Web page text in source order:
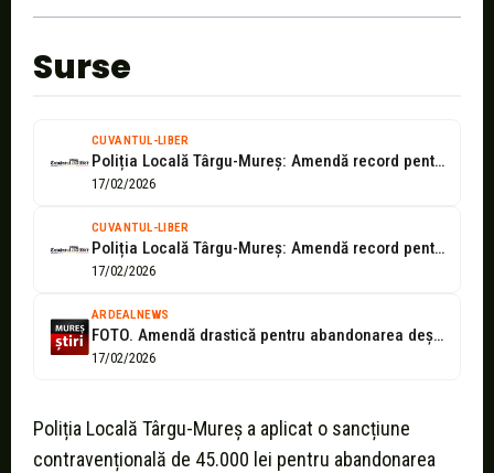
Surse
CUVANTUL-LIBER
Poliția Locală Târgu-Mureș: Amendă record pentru abandonarea deșeurilor pe domeniul public
17/02/2026
CUVANTUL-LIBER
Poliția Locală Târgu-Mureș: Amendă record pentru abandonarea deșeurilor pe domeniul public
17/02/2026
ARDEALNEWS
FOTO. Amendă drastică pentru abandonarea deșeurilor la intrarea în cimitirul vechi de...
17/02/2026
Poliția Locală Târgu-Mureș a aplicat o sancțiune
contravențională de 45.000 lei pentru abandonarea